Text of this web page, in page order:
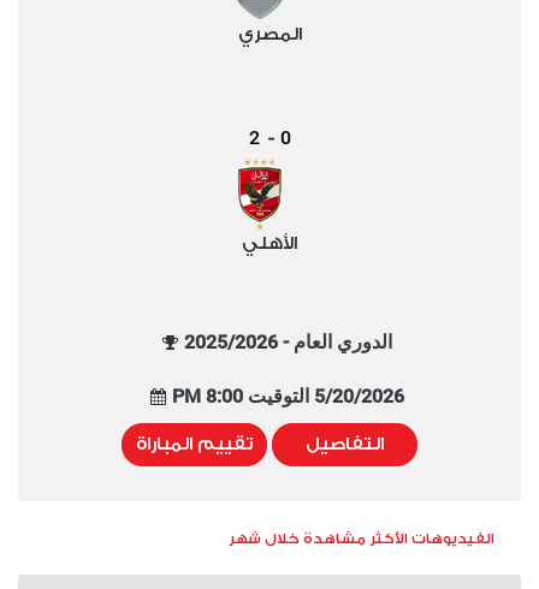
المصري
0
-
2
الأهلي
الدوري العام - 2025/2026
5/20/2026 التوقيت 8:00 PM
التفاصيل تقييم المباراة
الفيديوهات الأكثر مشاهدة خلال شهر